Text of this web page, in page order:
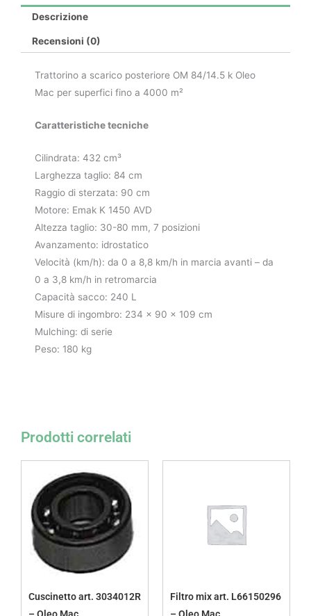
Descrizione
Recensioni (0)
Trattorino a scarico posteriore OM 84/14.5 k Oleo
Mac per superfici fino a 4000 m²
Caratteristiche tecniche
Cilindrata: 432 cm³
Larghezza taglio: 84 cm
Raggio di sterzata: 90 cm
Motore: Emak K 1450 AVD
Altezza taglio: 30-80 mm, 7 posizioni
Avanzamento: idrostatico
Velocità (km/h): da 0 a 8,8 km/h in marcia avanti – da
0 a 3,8 km/h in retromarcia
Capacità sacco: 240 L
Misure di ingombro: 234 x 90 x 109 cm
Mulching: di serie
Peso: 180 kg
Prodotti correlati
Cuscinetto art. 3034012R
Filtro mix art. L66150296